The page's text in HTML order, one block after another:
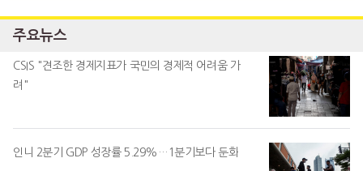
주요뉴스
CSIS "견조한 경제지표가 국민의 경제적 어려움 가
려"
인니 2분기 GDP 성장률 5.29%…1분기보다 둔화